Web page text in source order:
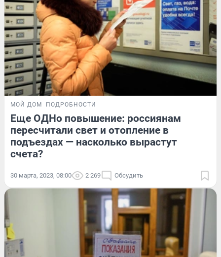
МОЙ ДОМ ПОДРОБНОСТИ
Еще ОДНо повышение: россиянам
пересчитали свет и отопление в
подъездах — насколько вырастут
счета?
30 марта, 2023, 08:00 2 269 Обсудить